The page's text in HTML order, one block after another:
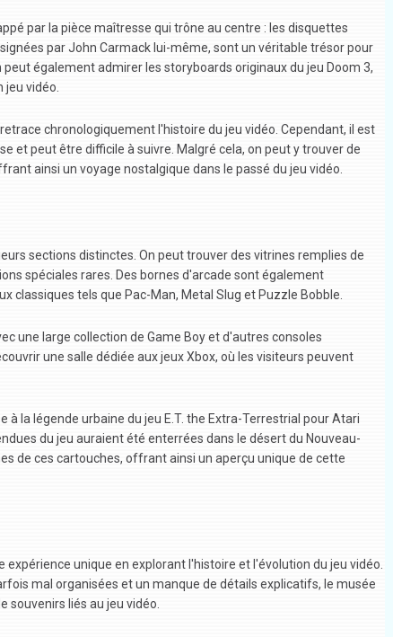
par la pièce maîtresse qui trône au centre : les disquettes
par John Carmack lui-même, sont un véritable trésor pour
également admirer les storyboards originaux du jeu Doom 3,
vidéo.
chronologiquement l'histoire du jeu vidéo. Cependant, il est
et peut être difficile à suivre. Malgré cela, on peut y trouver de
ainsi un voyage nostalgique dans le passé du jeu vidéo.
sections distinctes. On peut trouver des vitrines remplies de
spéciales rares. Des bornes d'arcade sont également
classiques tels que Pac-Man, Metal Slug et Puzzle Bobble.
une large collection de Game Boy et d'autres consoles
une salle dédiée aux jeux Xbox, où les visiteurs peuvent
la légende urbaine du jeu E.T. the Extra-Terrestrial pour Atari
du jeu auraient été enterrées dans le désert du Nouveau-
de ces cartouches, offrant ainsi un aperçu unique de cette
unique en explorant l'histoire et l'évolution du jeu vidéo.
mal organisées et un manque de détails explicatifs, le musée
liés au jeu vidéo.